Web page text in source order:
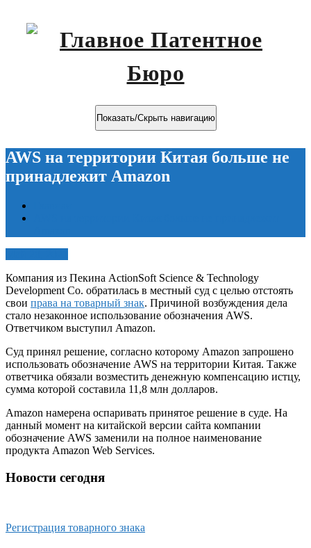
Показать/Скрыть навигацию
AWS на территории Китая больше не
принадлежит Amazon
Компания из Пекина ActionSoft Science & Technology
Development Co. обратилась в местный суд с целью отстоять
свои права на товарный знак. Причиной возбуждения дела
стало незаконное использование обозначения AWS.
Ответчиком выступил Amazon.
Суд принял решение, согласно которому Amazon запрошено
использовать обозначение AWS на территории Китая. Также
ответчика обязали возместить денежную компенсацию истцу,
сумма которой составила 11,8 млн долларов.
Amazon намерена оспаривать принятое решение в суде. На
данный момент на китайской версии сайта компании
обозначение AWS заменили на полное наименование
продукта Amazon Web Services.
Новости сегодня
Регистрация товарного знака